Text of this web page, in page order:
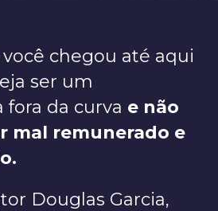
você chegou até aqui
ser um
da curva e não
mal remunerado e
Douglas Garcia,